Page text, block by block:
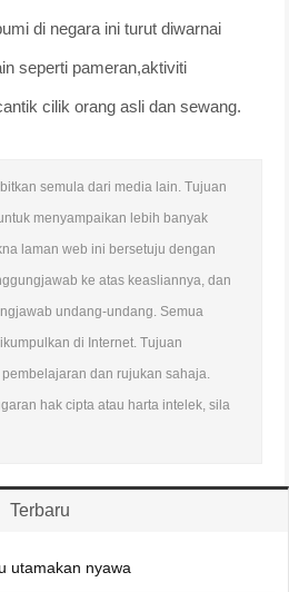
di negara ini turut diwarnai
seperti pameran,aktiviti
cilik orang asli dan sewang.
semula dari media lain. Tujuan
menyampaikan lebih banyak
laman web ini bersetuju dengan
ke atas keasliannya, dan
undang-undang. Semua
di Internet. Tujuan
dan rujukan sahaja.
hak cipta atau harta intelek, sila
Terbaru
utamakan nyawa